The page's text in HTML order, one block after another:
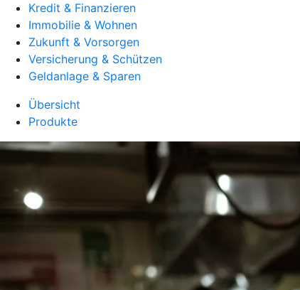
Kredit & Finanzieren
Immobilie & Wohnen
Zukunft & Vorsorgen
Versicherung & Schützen
Geldanlage & Sparen
Übersicht
Produkte